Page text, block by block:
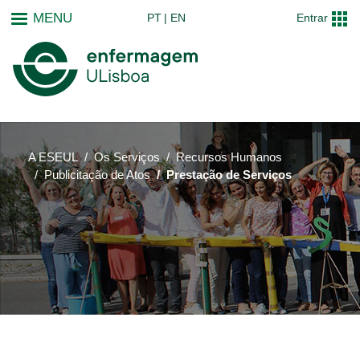
MENU PT EN Entrar
A ESEUL Os Serviços
Recursos Humanos
Publicitação de Atos
Prestação de Serviços